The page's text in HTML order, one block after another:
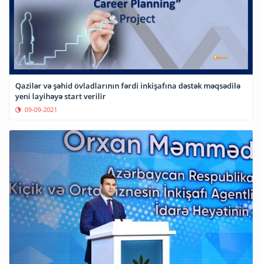
Qazilər və şəhid övladlarının fərdi inkişafına dəstək məqsədilə
yeni layihəyə start verilir
09-09-2021